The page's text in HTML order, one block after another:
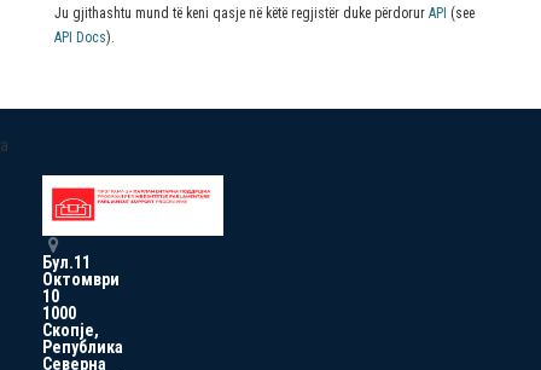
Ju gjithashtu mund të keni qasje në këtë regjistër duke përdorur API (see
API Docs).
a
Бул.11
Октомври
10
1000
Скопје,
Република
Северна